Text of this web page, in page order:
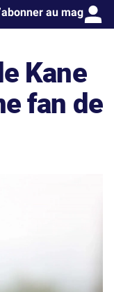
au mag
Kane
fan de